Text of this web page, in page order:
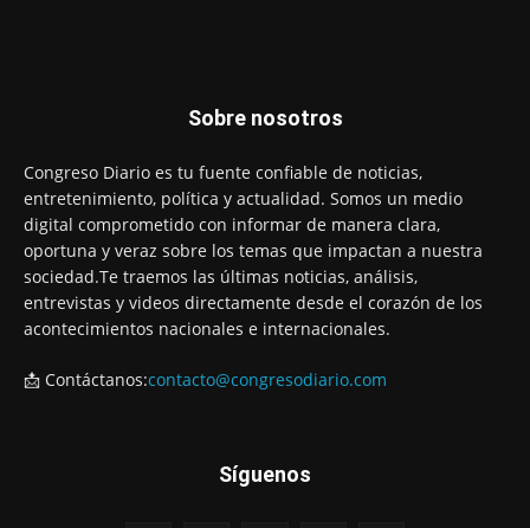
Sobre nosotros
Congreso Diario es tu fuente confiable de noticias,
entretenimiento, política y actualidad. Somos un medio
digital comprometido con informar de manera clara,
oportuna y veraz sobre los temas que impactan a nuestra
sociedad.Te traemos las últimas noticias, análisis,
entrevistas y videos directamente desde el corazón de los
acontecimientos nacionales e internacionales.
📩 Contáctanos:contacto@congresodiario.com
Síguenos